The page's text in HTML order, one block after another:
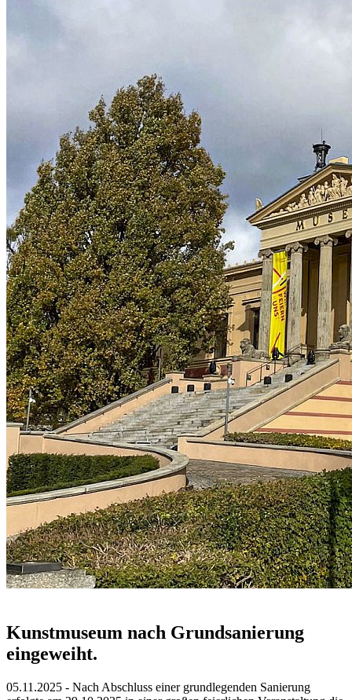
Kunstmuseum nach Grundsanierung
eingeweiht.
05.11.2025 - Nach Abschluss einer grundlegenden Sanierung